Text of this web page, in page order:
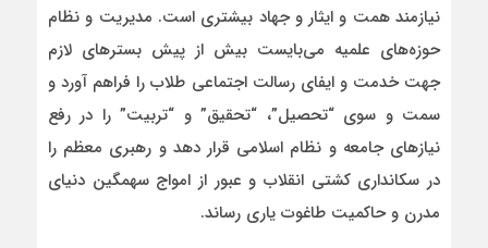
نیازمند همت و ایثار و جهاد بیشتری است. مدیریت و نظام
حوزه‌های علمیه می‌بایست بیش از پیش بسترهای لازم
جهت خدمت و ایفای رسالت اجتماعی طلاب را فراهم آورد و
سمت و سوی “تحصیل”، “تحقیق” و “تربیت” را در رفع
نیازهای جامعه و نظام اسلامی قرار دهد و رهبری معظم را
در سکانداری کشتی انقلاب و عبور از امواج سهمگین دنیای
مدرن و حاکمیت طاغوت یاری رساند.